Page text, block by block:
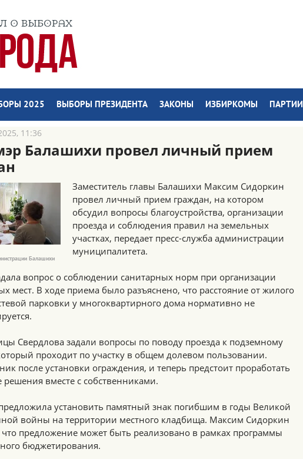
2025 ВЫБОРЫ ПРЕЗИДЕНТА ЗАКОНЫ ИЗБИРКОМЫ ПАРТИИ
11:36
Балашихи провел личный прием
Балашихи
Заместитель главы Балашихи Максим Сидоркин
провел личный прием граждан, на котором
обсудил вопросы благоустройства, организации
проезда и соблюдения правил на земельных
участках, передает пресс-служба администрации
муниципалитета.
вопрос о соблюдении санитарных норм при организации
мест. В ходе приема было разъяснено, что расстояние от жилого
парковки у многоквартирного дома нормативно не
Свердлова задали вопросы по поводу проезда к подземному
проходит по участку в общем долевом пользовании.
после установки ограждения, и теперь предстоит проработать
вместе с собственниками.
установить памятный знак погибшим в годы Великой
войны на территории местного кладбища. Максим Сидоркин
что предложение может быть реализовано в рамках программы
бюджетирования.